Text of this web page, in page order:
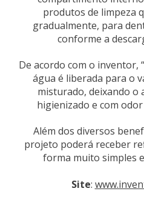
produtos de limpeza
gradualmente, para
conforme a
De acordo com o inventor,
água é liberada para o
misturado, deixando o
higienizado e com
Além dos diversos
projeto poderá receber
forma muito simples
Site: